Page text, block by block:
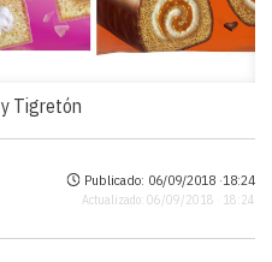
Tigretón
Publicado: 06/09/2018 ·18:24
Actualizado: 06/09/2018 · 18:24